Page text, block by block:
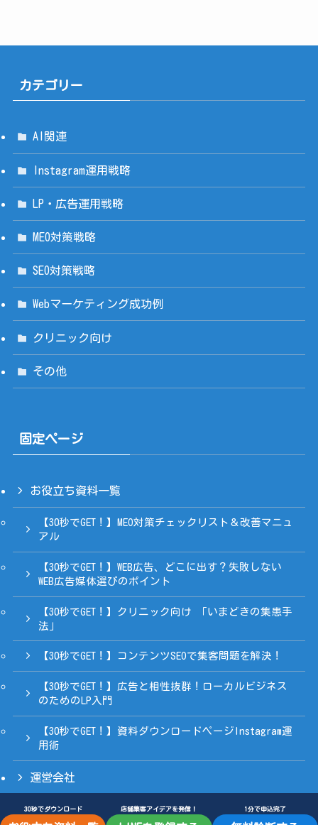
30秒でダウンロード 店舗集客アイデアを発信！ 1分で申込完了
カテゴリー
AI関連
Instagram運用戦略
LP・広告運用戦略
MEO対策戦略
SEO対策戦略
Webマーケティング成功例
クリニック向け
その他
固定ページ
お役立ち資料一覧
【30秒でGET！】MEO対策チェックリスト＆改善マニュ
アル
【30秒でGET！】WEB広告、どこに出す？失敗しない
WEB広告媒体選びのポイント
【30秒でGET！】クリニック向け 「いまどきの集患手
法」
【30秒でGET！】コンテンツSEOで集客問題を解決！
【30秒でGET！】広告と相性抜群！ローカルビジネス
のためのLP入門
【30秒でGET！】資料ダウンロードページInstagram運
用術
運営会社